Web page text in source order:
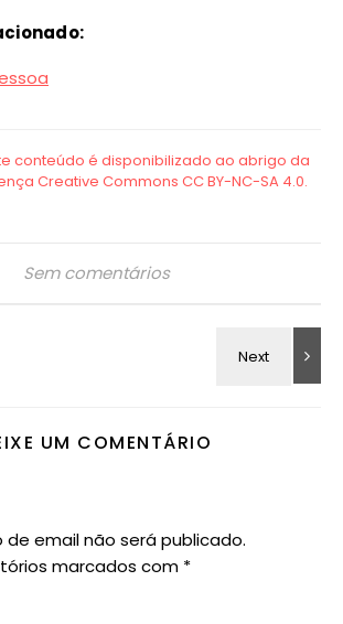
Sem comentários
UM COMENTÁRIO
de email não será publicado.
marcados com *